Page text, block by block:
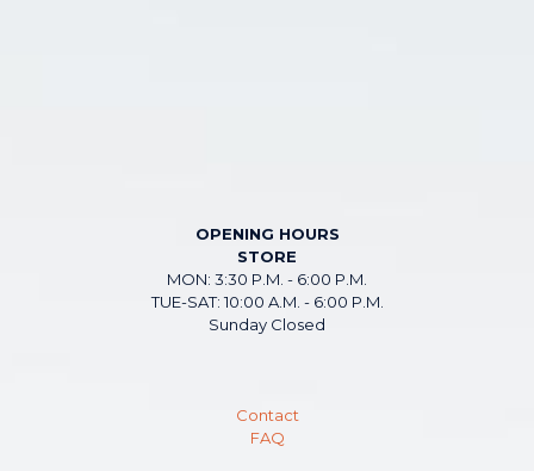
OPENING HOURS
STORE
MON: 3:30 P.M. - 6:00 P.M.
TUE-SAT: 10:00 A.M. - 6:00 P.M.
Sunday Closed
Contact
FAQ